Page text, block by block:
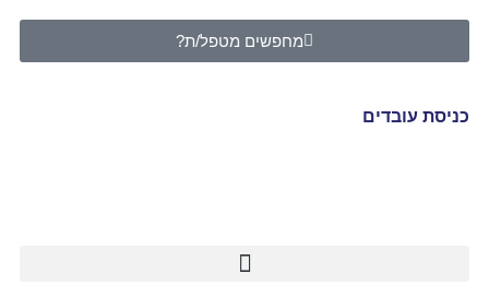
מחפשים מטפל/ת?
כניסת עובדים